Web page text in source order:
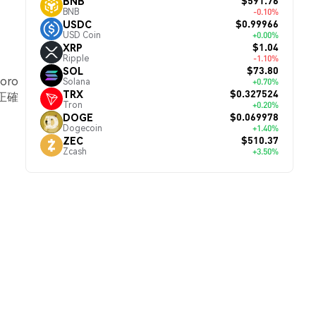
確
BNB -0.10%
USDC
USD Coin
$0.99966
+0.00%
XRP
Ripple
$1.04
-1.10%
SOL
Solana
$73.80
+0.70%
TRX
Tron
$0.327524
+0.20%
DOGE
Dogecoin
$0.069978
+1.40%
ZEC
Zcash
$510.37
+3.50%